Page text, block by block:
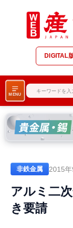
DIGITAL
MENU
非鉄金属 2015
アルミ二
き要請